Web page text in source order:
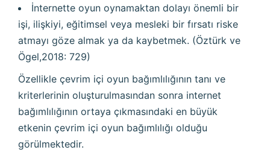
İnternette oyun oynamaktan dolayı önemli bir
işi, ilişkiyi, eğitimsel veya mesleki bir fırsatı riske
atmayı göze almak ya da kaybetmek. (Öztürk ve
Ögel,2018: 729)
Özellikle çevrim içi oyun bağımlılığının tanı ve
kriterlerinin oluşturulmasından sonra internet
bağımlılığının ortaya çıkmasındaki en büyük
etkenin çevrim içi oyun bağımlılığı olduğu
görülmektedir.